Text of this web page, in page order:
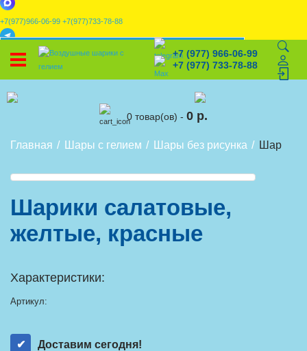
+7(977)966-06-99 +7(977)733-78-88
🎈 Конструктор
x УСТАНОВИТЕ НАШЕ ПРИЛОЖЕНИЕ!+7 (977) 966-06-99
+7 (977) 733-78-88
0 товар(ов) - 0 р.
Главная Шары с гелием Шары без рисунка Шарики
Шарики салатовые,
желтые, красные
Характеристики:
Артикул:
Доставим сегодня!